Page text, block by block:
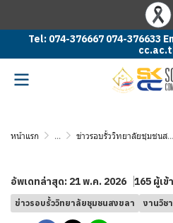
Tel: 074-376667 074-376633
หน้าแรก ... ข่าวรอบรั้ววิทยาลัยชุมชนสงขลา
อัพเดทล่าสุด: 21 พ.ค. 2026 165 ผู้เข้
ข่าวรอบรั้ววิทยาลัยชุมชนสงขลา งานวิช